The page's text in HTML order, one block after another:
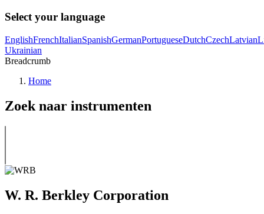
Select your language
EnglishFrenchItalianSpanishGermanPortugueseDutchCzechLatvian
Ukrainian
Breadcrumb
Home
Zoek naar instrumenten
W. R. Berkley Corporation